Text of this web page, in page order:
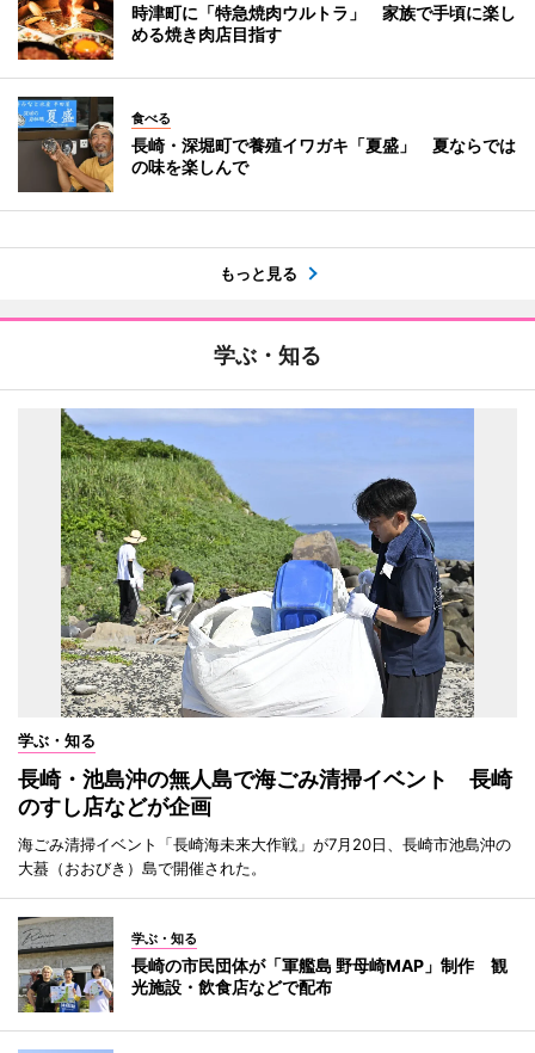
時津町に「特急焼肉ウルトラ」 家族で手頃に楽し
める焼き肉店目指す
食べる
長崎・深堀町で養殖イワガキ「夏盛」 夏ならでは
の味を楽しんで
もっと見る
学ぶ・知る
学ぶ・知る
長崎・池島沖の無人島で海ごみ清掃イベント 長崎
のすし店などが企画
海ごみ清掃イベント「長崎海未来大作戦」が7月20日、長崎市池島沖の
大蟇（おおびき）島で開催された。
学ぶ・知る
長崎の市民団体が「軍艦島 野母崎MAP」制作 観
光施設・飲食店などで配布